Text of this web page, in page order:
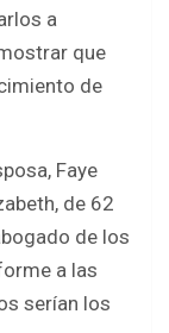
a
que
de
Faye
de 62
de los
a las
serían los